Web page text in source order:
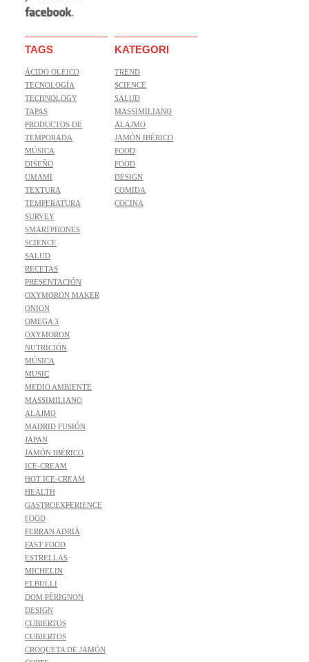
TAGS
ÁCIDO OLEICO
TECNOLOGÍA
TECHNOLOGY
TAPAS
PRODUCTOS DE
TEMPORADA
MÚSICA
DISEÑO
UMAMI
TEXTURA
TEMPERATURA
SURVEY
SMARTPHONES
SCIENCE
SALUD
RECETAS
PRESENTACIÓN
OXYMORON MAKER
ONION
OMEGA 3
OXYMORON
NUTRICIÓN
MÚSICA
MUSIC
MEDIO AMBIENTE
MASSIMILIANO
ALAJMO
MADRID FUSIÓN
JAPAN
JAMÓN IBÉRICO
ICE-CREAM
HOT ICE-CREAM
HEALTH
GASTROEXPERIENCE
FOOD
FERRAN ADRIÀ
FAST FOOD
ESTRELLAS
MICHELIN
ELBULLI
DOM PÉRIGNON
DESIGN
CUBIERTOS
CUBIERTOS
CROQUETA DE JAMÓN
KATEGORI
TREND
SCIENCE
SALUD
MASSIMILIANO
ALAJMO
JAMÓN IBÉRICO
FOOD
FOOD
DESIGN
COMIDA
COCINA